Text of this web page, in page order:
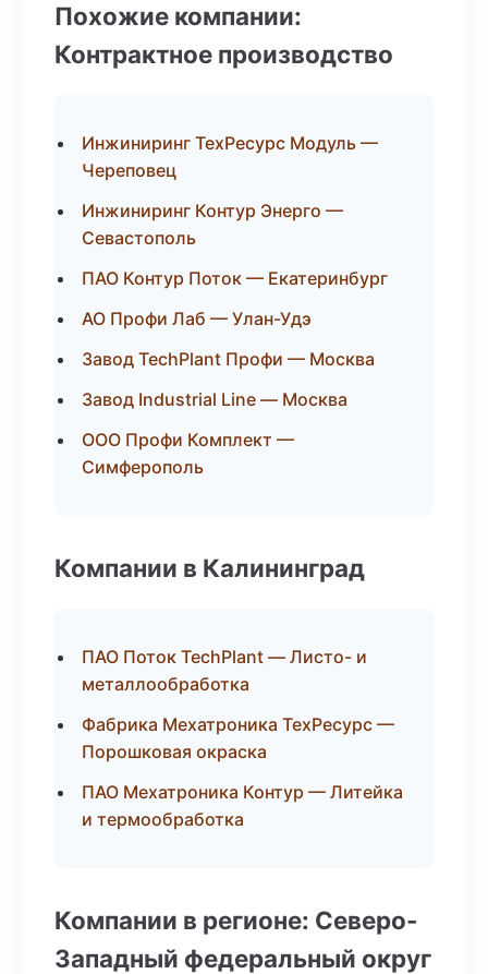
Похожие компании:
Контрактное производство
Инжиниринг ТехРесурс Модуль —
Череповец
Инжиниринг Контур Энерго —
Севастополь
ПАО Контур Поток — Екатеринбург
АО Профи Лаб — Улан-Удэ
Завод TechPlant Профи — Москва
Завод Industrial Line — Москва
ООО Профи Комплект —
Симферополь
Компании в Калининград
ПАО Поток TechPlant — Листо- и
металлообработка
Фабрика Мехатроника ТехРесурс —
Порошковая окраска
ПАО Мехатроника Контур — Литейка
и термообработка
Компании в регионе: Северо-
Западный федеральный округ